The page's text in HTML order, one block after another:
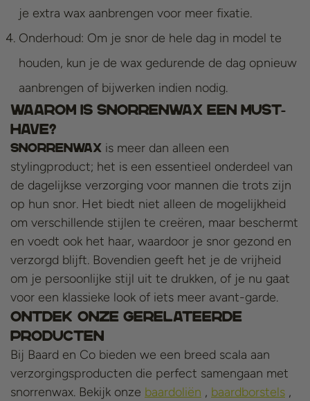
je extra wax aanbrengen voor meer fixatie.
Onderhoud: Om je snor de hele dag in model te
houden, kun je de wax gedurende de dag opnieuw
aanbrengen of bijwerken indien nodig.
Waarom Is Snorrenwax Een Must-
Have?
Snorrenwax is meer dan alleen een
stylingproduct; het is een essentieel onderdeel van
de dagelijkse verzorging voor mannen die trots zijn
op hun snor. Het biedt niet alleen de mogelijkheid
om verschillende stijlen te creëren, maar beschermt
en voedt ook het haar, waardoor je snor gezond en
verzorgd blijft. Bovendien geeft het je de vrijheid
om je persoonlijke stijl uit te drukken, of je nu gaat
voor een klassieke look of iets meer avant-garde.
Ontdek Onze Gerelateerde
Producten
Bij Baard en Co bieden we een breed scala aan
verzorgingsproducten die perfect samengaan met
snorrenwax. Bekijk onze baardoliën , baardborstels ,